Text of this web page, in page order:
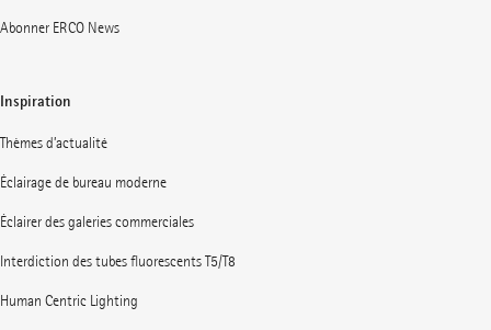
Abonner ERCO News
Inspiration
Thèmes d’actualité
Éclairage de bureau moderne
Éclairer des galeries commerciales
Interdiction des tubes fluorescents T5/T8
Human Centric Lighting